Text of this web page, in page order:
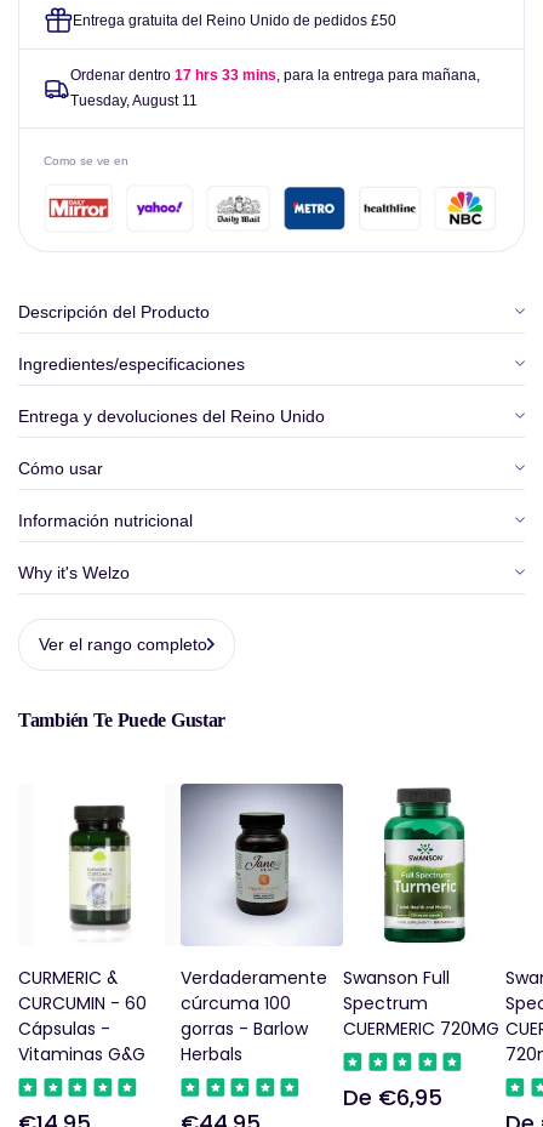
SwansonSwanson
Entrega gratuita del Reino Unido de pedidos £50
Ordenar dentro 17 hrs 33 mins, para la entrega para mañana,
Tuesday, August 11
Como se ve en
Descripción del Producto
Ingredientes/especificaciones
Entrega y devoluciones del Reino Unido
Cómo usar
Información nutricional
Why it's Welzo
Ver el rango completo
También Te Puede Gustar
CURMERIC &
CURCUMIN - 60
Cápsulas -
Vitaminas G&G
Precio
Verdaderamente
cúrcuma 100
gorras - Barlow
Herbals
Precio
Swanson Full
Spectrum
CUERMERIC 720MG
Precio
De €6,95